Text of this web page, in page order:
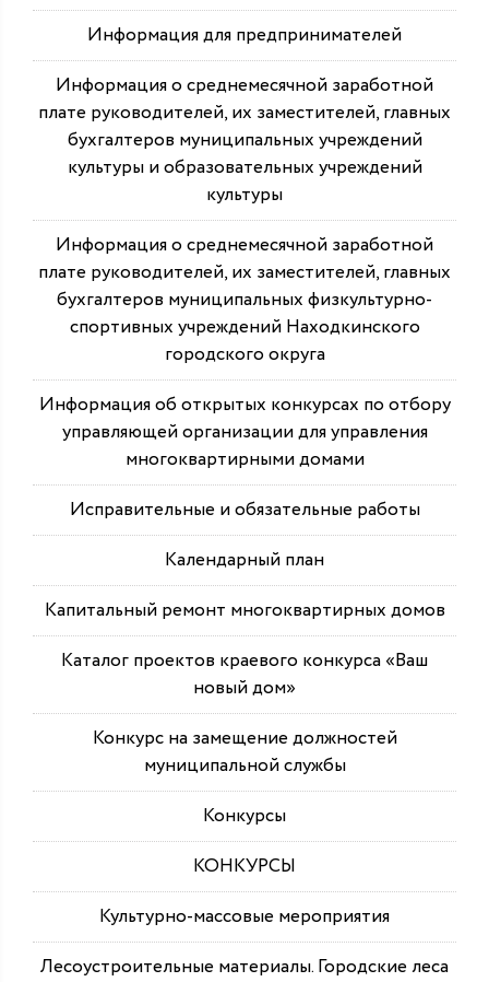
Информация для предпринимателей
Информация о среднемесячной заработной
плате руководителей, их заместителей, главных
бухгалтеров муниципальных учреждений
культуры и образовательных учреждений
культуры
Информация о среднемесячной заработной
плате руководителей, их заместителей, главных
бухгалтеров муниципальных физкультурно-
спортивных учреждений Находкинского
городского округа
Информация об открытых конкурсах по отбору
управляющей организации для управления
многоквартирными домами
Исправительные и обязательные работы
Календарный план
Капитальный ремонт многоквартирных домов
Каталог проектов краевого конкурса «Ваш
новый дом»
Конкурс на замещение должностей
муниципальной службы
Конкурсы
КОНКУРСЫ
Культурно-массовые мероприятия
Лесоустроительные материалы. Городские леса